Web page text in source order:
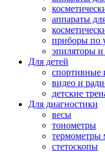
аппараты
приборы по
эпиляторы
Для детей
спортивные
видео и
детские
Для диагностики
весы
тонометры
термометры
стетоскопы